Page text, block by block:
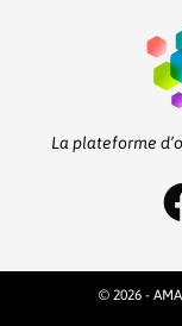
La plateforme
© 2026 -